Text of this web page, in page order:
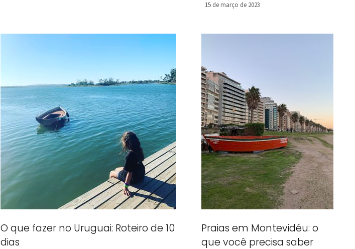
15 de março de 2023
O que fazer no Uruguai: Roteiro de 10
dias
Praias em Montevidéu: o
que você precisa saber